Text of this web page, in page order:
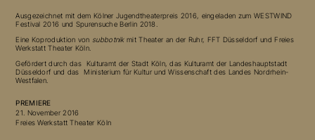
Ausgezeichnet mit dem Kölner Jugendtheaterpreis 2016, eingeladen zum WESTWIND
Festival 2016 und Spurensuche Berlin 2018.
Eine Koproduktion von subbotnikmit Theater an der Ruhr, FFT Düsseldorf und Freies
Werkstatt Theater Köln.
Gefördert durch das Kulturamt der Stadt Köln, das Kulturamt der Landeshauptstadt
Düsseldorf und das Ministerium für Kultur und Wissenschaft des Landes Nordrhein-
Westfalen.
PREMIERE
21. November 2016
Freies Werkstatt Theater Köln